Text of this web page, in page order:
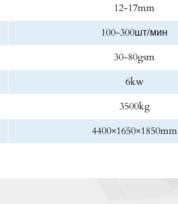
12-17mm
100-300шт/мин
30-80gsm
6kw
3500kg
4400×1650×1850mm